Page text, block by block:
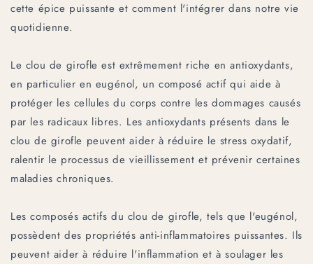
cette épice puissante et comment l'intégrer dans notre vie
quotidienne.
Le clou de girofle est extrêmement riche en antioxydants,
en particulier en eugénol, un composé actif qui aide à
protéger les cellules du corps contre les dommages causés
par les radicaux libres. Les antioxydants présents dans le
clou de girofle peuvent aider à réduire le stress oxydatif,
ralentir le processus de vieillissement et prévenir certaines
maladies chroniques.
Les composés actifs du clou de girofle, tels que l'eugénol,
possèdent des propriétés anti-inflammatoires puissantes. Ils
peuvent aider à réduire l'inflammation et à soulager les